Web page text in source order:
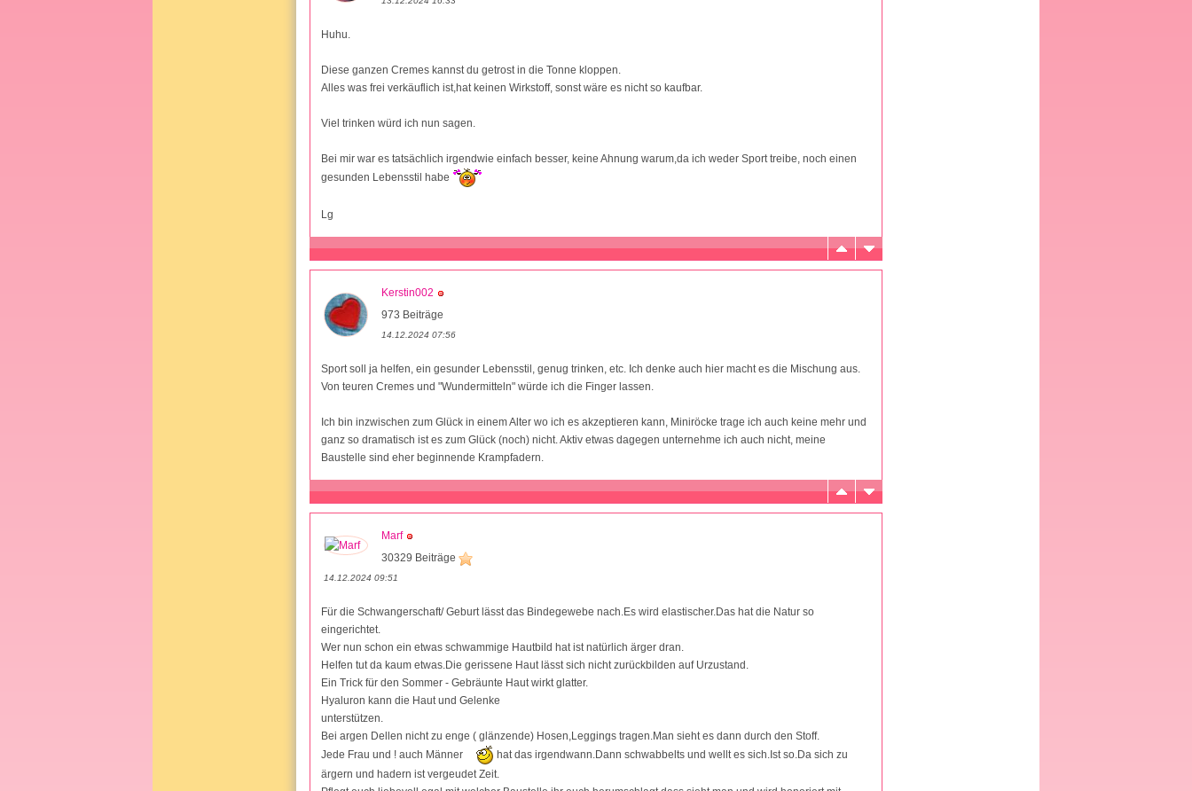
Huhu.
Diese ganzen Cremes kannst du getrost in die Tonne kloppen.
Alles was frei verkäuflich ist,hat keinen Wirkstoff, sonst wäre es nicht so kaufbar.
Viel trinken würd ich nun sagen.
Bei mir war es tatsächlich irgendwie einfach besser, keine Ahnung warum,da ich weder Sport treibe, noch einen
gesunden Lebensstil habe
Lg
Kerstin002
973 Beiträge
14.12.2024 07:56
Sport soll ja helfen, ein gesunder Lebensstil, genug trinken, etc. Ich denke auch hier macht es die Mischung aus.
Von teuren Cremes und "Wundermitteln" würde ich die Finger lassen.
Ich bin inzwischen zum Glück in einem Alter wo ich es akzeptieren kann, Miniröcke trage ich auch keine mehr und
ganz so dramatisch ist es zum Glück (noch) nicht. Aktiv etwas dagegen unternehme ich auch nicht, meine
Baustelle sind eher beginnende Krampfadern.
Marf
30329 Beiträge
14.12.2024 09:51
Für die Schwangerschaft/ Geburt lässt das Bindegewebe nach.Es wird elastischer.Das hat die Natur so
eingerichtet.
Wer nun schon ein etwas schwammige Hautbild hat ist natürlich ärger dran.
Helfen tut da kaum etwas.Die gerissene Haut lässt sich nicht zurückbilden auf Urzustand.
Ein Trick für den Sommer - Gebräunte Haut wirkt glatter.
Hyaluron kann die Haut und Gelenke
unterstützen.
Bei argen Dellen nicht zu enge ( glänzende) Hosen,Leggings tragen.Man sieht es dann durch den Stoff.
Jede Frau und ! auch Männer
hat das irgendwann.Dann schwabbelts und wellt es sich.Ist so.Da sich zu
ärgern und hadern ist vergeudet Zeit.